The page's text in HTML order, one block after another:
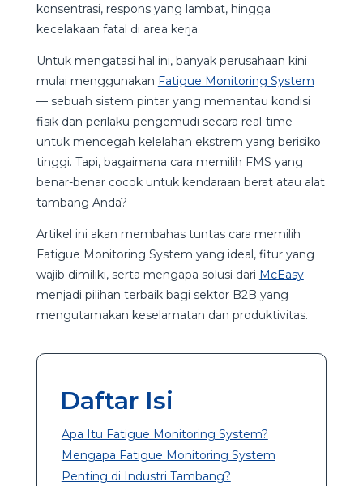
konsentrasi, respons yang lambat, hingga
kecelakaan fatal di area kerja.
Untuk mengatasi hal ini, banyak perusahaan kini
mulai menggunakan Fatigue Monitoring System
— sebuah sistem pintar yang memantau kondisi
fisik dan perilaku pengemudi secara real-time
untuk mencegah kelelahan ekstrem yang berisiko
tinggi. Tapi, bagaimana cara memilih FMS yang
benar-benar cocok untuk kendaraan berat atau alat
tambang Anda?
Artikel ini akan membahas tuntas cara memilih
Fatigue Monitoring System yang ideal, fitur yang
wajib dimiliki, serta mengapa solusi dari McEasy
menjadi pilihan terbaik bagi sektor B2B yang
mengutamakan keselamatan dan produktivitas.
Daftar Isi
Apa Itu Fatigue Monitoring System?
Mengapa Fatigue Monitoring System
Penting di Industri Tambang?